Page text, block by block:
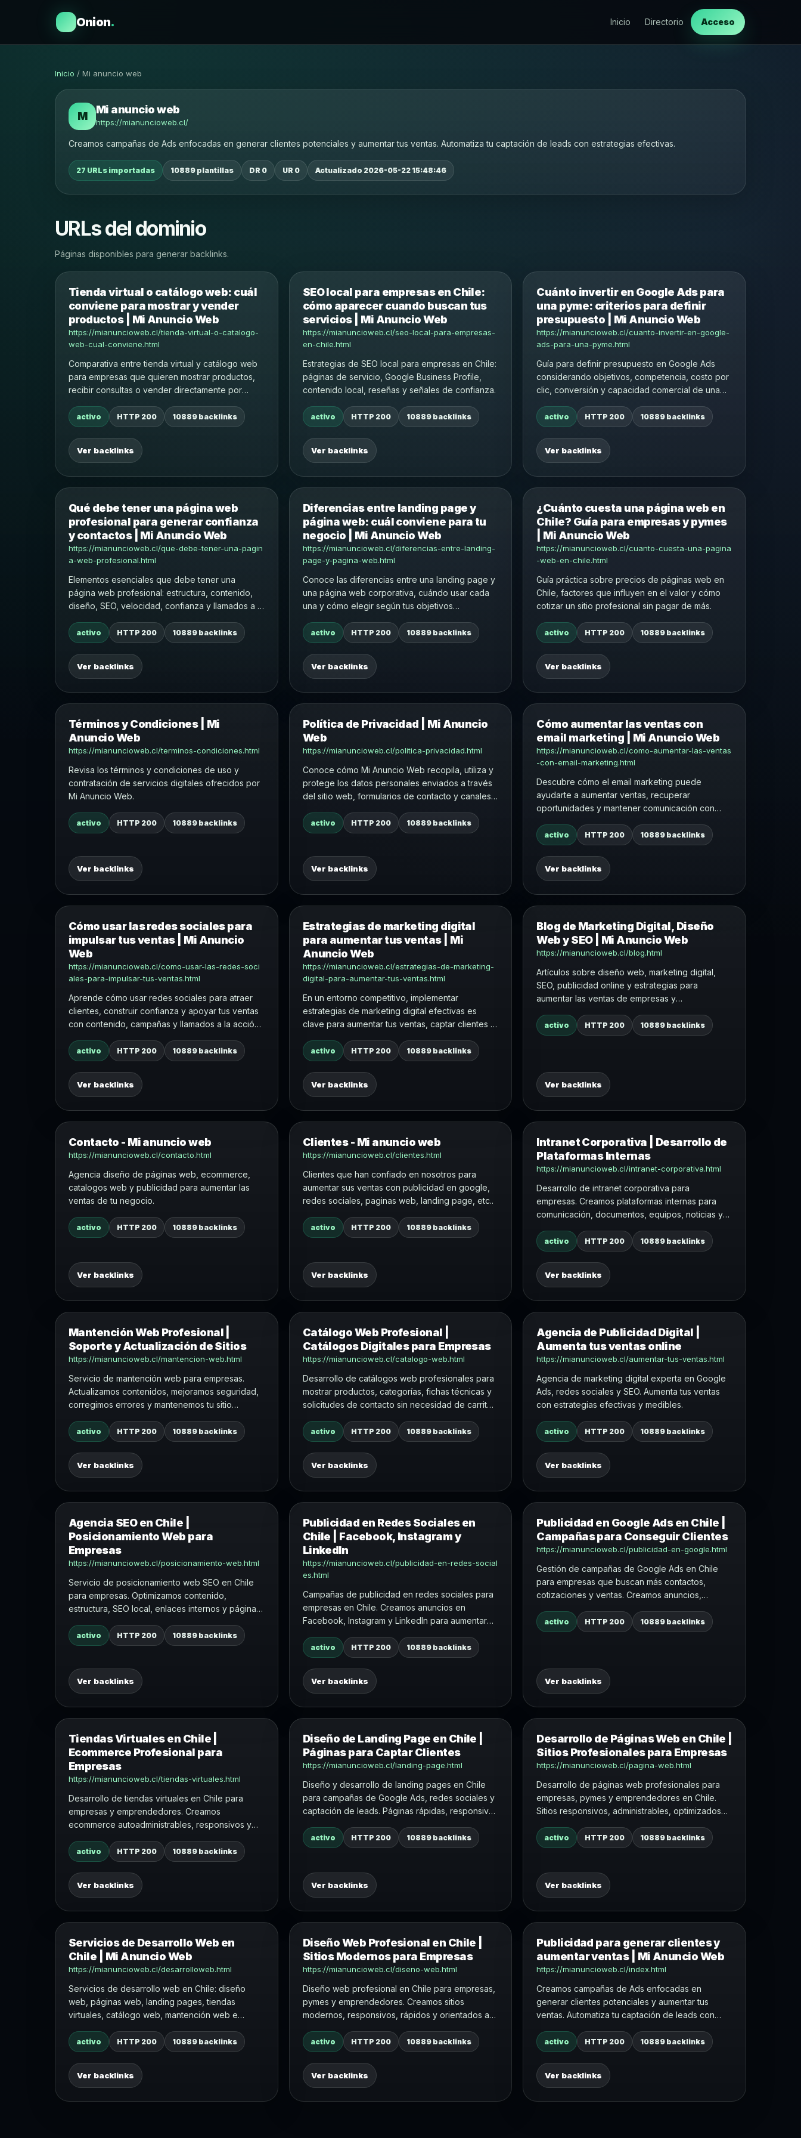
Onion. Inicio Directorio Acceso
Inicio / Mi anuncio web
M
Mi anuncio web
https://mianuncioweb.cl/
Creamos campañas de Ads enfocadas en generar clientes potenciales y aumentar tus ventas. Automatiza tu captación de leads con estrategias efectivas.
27 URLs importadas 10889 plantillas DR 0 UR 0 Actualizado 2026-05-22 15:48:46
URLs del dominio
Páginas disponibles para generar backlinks.
Tienda virtual o catálogo web: cuál
conviene para mostrar y vender
productos | Mi Anuncio Web
https://mianuncioweb.cl/tienda-virtual-o-catalogo-
web-cual-conviene.html
Comparativa entre tienda virtual y catálogo web
para empresas que quieren mostrar productos,
recibir consultas o vender directamente por
activo HTTP 200 10889 backlinks
Ver backlinks
SEO local para empresas en Chile:
cómo aparecer cuando buscan tus
servicios | Mi Anuncio Web
https://mianuncioweb.cl/seo-local-para-empresas-
en-chile.html
Estrategias de SEO local para empresas en Chile:
páginas de servicio, Google Business Profile,
contenido local, reseñas y señales de confianza.
activo HTTP 200 10889 backlinks
Ver backlinks
Cuánto invertir en Google Ads para
una pyme: criterios para definir
presupuesto | Mi Anuncio Web
https://mianuncioweb.cl/cuanto-invertir-en-google-
ads-para-una-pyme.html
Guía para definir presupuesto en Google Ads
considerando objetivos, competencia, costo por
clic, conversión y capacidad comercial de una
activo HTTP 200 10889 backlinks
Ver backlinks
Qué debe tener una página web
profesional para generar confianza
y contactos | Mi Anuncio Web
https://mianuncioweb.cl/que-debe-tener-una-pagin
a-web-profesional.html
Elementos esenciales que debe tener una
página web profesional: estructura, contenido,
diseño, SEO, velocidad, confianza y llamados a la
activo HTTP 200 10889 backlinks
Ver backlinks
Diferencias entre landing page y
página web: cuál conviene para tu
negocio | Mi Anuncio Web
https://mianuncioweb.cl/diferencias-entre-landing-
page-y-pagina-web.html
Conoce las diferencias entre una landing page y
una página web corporativa, cuándo usar cada
una y cómo elegir según tus objetivos
activo HTTP 200 10889 backlinks
Ver backlinks
¿Cuánto cuesta una página web en
Chile? Guía para empresas y pymes
| Mi Anuncio Web
https://mianuncioweb.cl/cuanto-cuesta-una-pagina
-web-en-chile.html
Guía práctica sobre precios de páginas web en
Chile, factores que influyen en el valor y cómo
cotizar un sitio profesional sin pagar de más.
activo HTTP 200 10889 backlinks
Ver backlinks
Términos y Condiciones | Mi
Anuncio Web
https://mianuncioweb.cl/terminos-condiciones.html
Revisa los términos y condiciones de uso y
contratación de servicios digitales ofrecidos por
Mi Anuncio Web.
activo HTTP 200 10889 backlinks
Ver backlinks
Política de Privacidad | Mi Anuncio
Web
https://mianuncioweb.cl/politica-privacidad.html
Conoce cómo Mi Anuncio Web recopila, utiliza y
protege los datos personales enviados a través
del sitio web, formularios de contacto y canales
activo HTTP 200 10889 backlinks
Ver backlinks
Cómo aumentar las ventas con
email marketing | Mi Anuncio Web
https://mianuncioweb.cl/como-aumentar-las-ventas
-con-email-marketing.html
Descubre cómo el email marketing puede
ayudarte a aumentar ventas, recuperar
oportunidades y mantener comunicación con
activo HTTP 200 10889 backlinks
Ver backlinks
Cómo usar las redes sociales para
impulsar tus ventas | Mi Anuncio
Web
https://mianuncioweb.cl/como-usar-las-redes-soci
ales-para-impulsar-tus-ventas.html
Aprende cómo usar redes sociales para atraer
clientes, construir confianza y apoyar tus ventas
con contenido, campañas y llamados a la acción
activo HTTP 200 10889 backlinks
Ver backlinks
Estrategias de marketing digital
para aumentar tus ventas | Mi
Anuncio Web
https://mianuncioweb.cl/estrategias-de-marketing-
digital-para-aumentar-tus-ventas.html
En un entorno competitivo, implementar
estrategias de marketing digital efectivas es
clave para aumentar tus ventas, captar clientes y
activo HTTP 200 10889 backlinks
Ver backlinks
Blog de Marketing Digital, Diseño
Web y SEO | Mi Anuncio Web
https://mianuncioweb.cl/blog.html
Artículos sobre diseño web, marketing digital,
SEO, publicidad online y estrategias para
aumentar las ventas de empresas y
activo HTTP 200 10889 backlinks
Ver backlinks
Contacto - Mi anuncio web
https://mianuncioweb.cl/contacto.html
Agencia diseño de páginas web, ecommerce,
catalogos web y publicidad para aumentar las
ventas de tu negocio.
activo HTTP 200 10889 backlinks
Ver backlinks
Clientes - Mi anuncio web
https://mianuncioweb.cl/clientes.html
Clientes que han confiado en nosotros para
aumentar sus ventas con publicidad en google,
redes sociales, paginas web, landing page, etc..
activo HTTP 200 10889 backlinks
Ver backlinks
Intranet Corporativa | Desarrollo de
Plataformas Internas
https://mianuncioweb.cl/intranet-corporativa.html
Desarrollo de intranet corporativa para
empresas. Creamos plataformas internas para
comunicación, documentos, equipos, noticias y
activo HTTP 200 10889 backlinks
Ver backlinks
Mantención Web Profesional |
Soporte y Actualización de Sitios
https://mianuncioweb.cl/mantencion-web.html
Servicio de mantención web para empresas.
Actualizamos contenidos, mejoramos seguridad,
corregimos errores y mantenemos tu sitio
activo HTTP 200 10889 backlinks
Ver backlinks
Catálogo Web Profesional |
Catálogos Digitales para Empresas
https://mianuncioweb.cl/catalogo-web.html
Desarrollo de catálogos web profesionales para
mostrar productos, categorías, fichas técnicas y
solicitudes de contacto sin necesidad de carrito
activo HTTP 200 10889 backlinks
Ver backlinks
Agencia de Publicidad Digital |
Aumenta tus ventas online
https://mianuncioweb.cl/aumentar-tus-ventas.html
Agencia de marketing digital experta en Google
Ads, redes sociales y SEO. Aumenta tus ventas
con estrategias efectivas y medibles.
activo HTTP 200 10889 backlinks
Ver backlinks
Agencia SEO en Chile |
Posicionamiento Web para
Empresas
https://mianuncioweb.cl/posicionamiento-web.html
Servicio de posicionamiento web SEO en Chile
para empresas. Optimizamos contenido,
estructura, SEO local, enlaces internos y páginas
activo HTTP 200 10889 backlinks
Ver backlinks
Publicidad en Redes Sociales en
Chile | Facebook, Instagram y
LinkedIn
https://mianuncioweb.cl/publicidad-en-redes-social
es.html
Campañas de publicidad en redes sociales para
empresas en Chile. Creamos anuncios en
Facebook, Instagram y LinkedIn para aumentar
activo HTTP 200 10889 backlinks
Ver backlinks
Publicidad en Google Ads en Chile |
Campañas para Conseguir Clientes
https://mianuncioweb.cl/publicidad-en-google.html
Gestión de campañas de Google Ads en Chile
para empresas que buscan más contactos,
cotizaciones y ventas. Creamos anuncios,
continua.
activo HTTP 200 10889 backlinks
Ver backlinks
Tiendas Virtuales en Chile |
Ecommerce Profesional para
Empresas
https://mianuncioweb.cl/tiendas-virtuales.html
Desarrollo de tiendas virtuales en Chile para
empresas y emprendedores. Creamos
ecommerce autoadministrables, responsivos y
activo HTTP 200 10889 backlinks
Ver backlinks
Diseño de Landing Page en Chile |
Páginas para Captar Clientes
https://mianuncioweb.cl/landing-page.html
Diseño y desarrollo de landing pages en Chile
para campañas de Google Ads, redes sociales y
captación de leads. Páginas rápidas, responsivas
activo HTTP 200 10889 backlinks
Ver backlinks
Desarrollo de Páginas Web en Chile |
Sitios Profesionales para Empresas
https://mianuncioweb.cl/pagina-web.html
Desarrollo de páginas web profesionales para
empresas, pymes y emprendedores en Chile.
Sitios responsivos, administrables, optimizados
activo HTTP 200 10889 backlinks
Ver backlinks
Servicios de Desarrollo Web en
Chile | Mi Anuncio Web
https://mianuncioweb.cl/desarrolloweb.html
Servicios de desarrollo web en Chile: diseño
web, páginas web, landing pages, tiendas
virtuales, catálogo web, mantención web e
activo HTTP 200 10889 backlinks
Ver backlinks
Diseño Web Profesional en Chile |
Sitios Modernos para Empresas
https://mianuncioweb.cl/diseno-web.html
Diseño web profesional en Chile para empresas,
pymes y emprendedores. Creamos sitios
modernos, responsivos, rápidos y orientados a
activo HTTP 200 10889 backlinks
Ver backlinks
Publicidad para generar clientes y
aumentar ventas | Mi Anuncio Web
https://mianuncioweb.cl/index.html
Creamos campañas de Ads enfocadas en
generar clientes potenciales y aumentar tus
ventas. Automatiza tu captación de leads con
activo HTTP 200 10889 backlinks
Ver backlinks